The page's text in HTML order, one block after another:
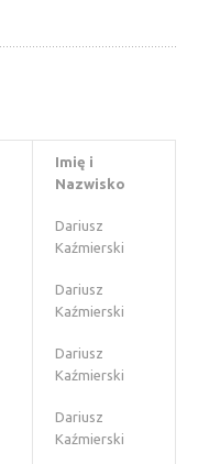
Imię i
Nazwisko
Dariusz
Kaźmierski
Dariusz
Kaźmierski
Dariusz
Kaźmierski
Dariusz
Kaźmierski